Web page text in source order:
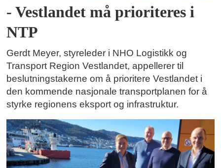
- Vestlandet må prioriteres i
NTP
Gerdt Meyer, styreleder i NHO Logistikk og
Transport Region Vestlandet, appellerer til
beslutningstakerne om å prioritere Vestlandet i
den kommende nasjonale transportplanen for å
styrke regionens eksport og infrastruktur.